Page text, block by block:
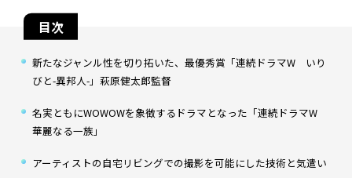
目次
新たなジャンル性を切り拓いた、最優秀賞「連続ドラマW いり
びと-異邦人-」萩原健太郎監督
名実ともにWOWOWを象徴するドラマとなった「連続ドラマW
華麗なる一族」
アーティストの自宅リビングでの撮影を可能にした技術と気遣い